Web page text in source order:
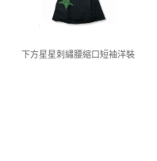
下方星星刺繡腰縮口短袖洋裝